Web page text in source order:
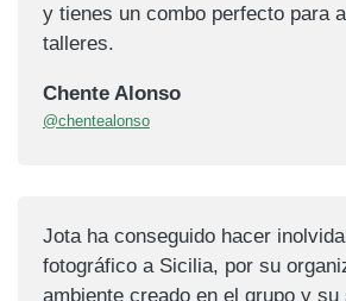
y tienes un combo perfecto para
talleres.
Chente Alonso
@chentealonso
Jota ha conseguido hacer
fotográfico a Sicilia, por su
ambiente creado en el grupo y su